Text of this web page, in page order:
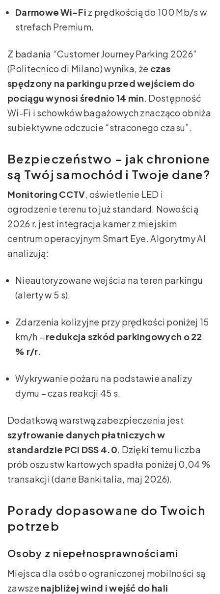
Darmowe Wi-Fi z prędkością do 100 Mb/s w
strefach Premium.
Z badania “Customer Journey Parking 2026”
(Politecnico di Milano) wynika, że czas
spędzony na parkingu przed wejściem do
pociągu wynosi średnio 14 min. Dostępność
Wi-Fi i schowków bagażowych znacząco obniża
subiektywne odczucie “straconego czasu”.
Bezpieczeństwo – jak chronione
są Twój samochód i Twoje dane?
Monitoring CCTV, oświetlenie LED i
ogrodzenie terenu to już standard. Nowością
2026 r. jest integracja kamer z miejskim
centrum operacyjnym Smart Eye. Algorytmy AI
analizują:
Nieautoryzowane wejścia na teren parkingu
(alerty w 5 s).
Zdarzenia kolizyjne przy prędkości poniżej 15
km/h – redukcja szkód parkingowych o 22
% r/r.
Wykrywanie pożaru na podstawie analizy
dymu – czas reakcji 45 s.
Dodatkową warstwą zabezpieczenia jest
szyfrowanie danych płatniczych w
standardzie PCI DSS 4.0. Dzięki temu liczba
prób oszustw kartowych spadła poniżej 0,04 %
transakcji (dane Bankitalia, maj 2026).
Porady dopasowane do Twoich
potrzeb
Osoby z niepełnosprawnościami
Miejsca dla osób o ograniczonej mobilności są
zawsze najbliżej wind i wejść do hali